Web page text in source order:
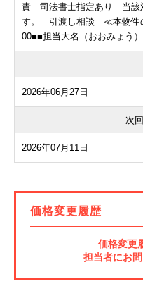
責 司法書士指定あり 当該
す。 引渡し相談 ≪本物件
00■■担当大名（おおみょう
2026年06月27日
次
2026年07月11日
価格変更履歴
価格変更
担当者にお